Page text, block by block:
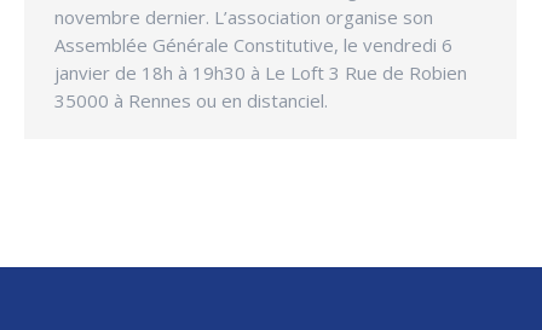
novembre dernier. L’association organise son
Assemblée Générale Constitutive, le vendredi 6
janvier de 18h à 19h30 à Le Loft 3 Rue de Robien
35000 à Rennes ou en distanciel.